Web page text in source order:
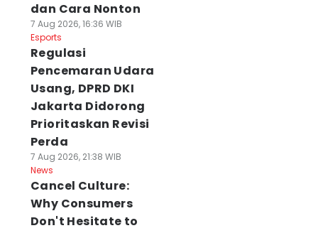
dan Cara Nonton
7 Aug 2026, 16:36 WIB
Esports
Regulasi
Pencemaran Udara
Usang, DPRD DKI
Jakarta Didorong
Prioritaskan Revisi
Perda
7 Aug 2026, 21:38 WIB
News
Cancel Culture:
Why Consumers
Don't Hesitate to